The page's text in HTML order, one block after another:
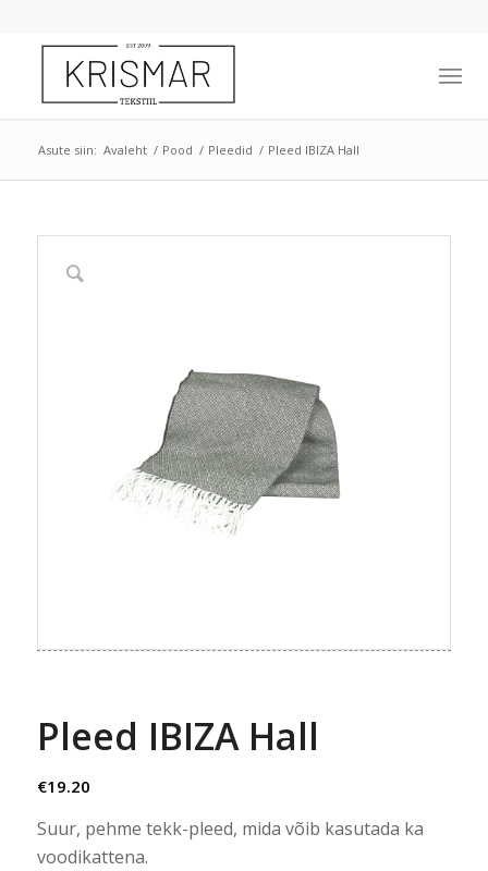
Asute siin: Avaleht / Pood / Pleedid / Pleed IBIZA Hall
Pleed IBIZA Hall
€19.20
Suur, pehme tekk-pleed, mida võib kasutada ka
voodikattena.